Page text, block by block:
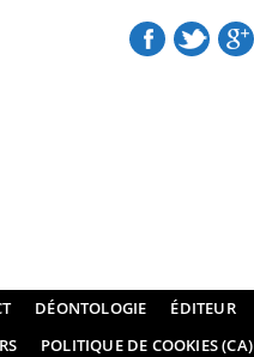
DÉONTOLOGIE ÉDITEUR
POLITIQUE DE COOKIES (CA)